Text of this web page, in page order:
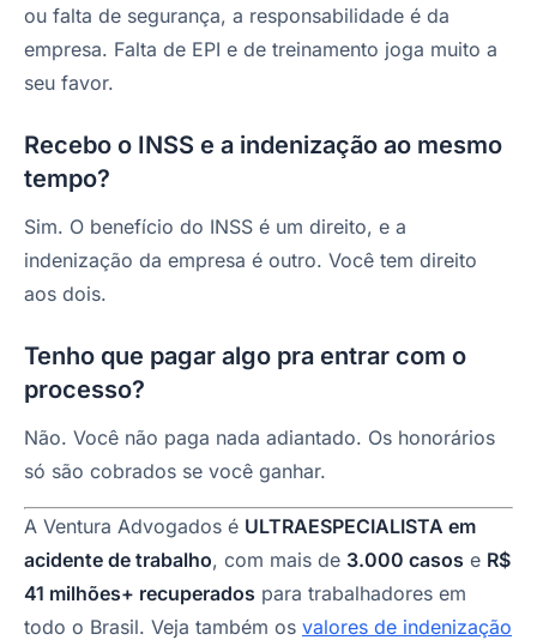
ou falta de segurança, a responsabilidade é da
empresa. Falta de EPI e de treinamento joga muito a
seu favor.
Recebo o INSS e a indenização ao mesmo
tempo?
Sim. O benefício do INSS é um direito, e a
indenização da empresa é outro. Você tem direito
aos dois.
Tenho que pagar algo pra entrar com o
processo?
Não. Você não paga nada adiantado. Os honorários
só são cobrados se você ganhar.
A Ventura Advogados é ULTRAESPECIALISTA em
acidente de trabalho, com mais de 3.000 casos e R$
41 milhões+ recuperados para trabalhadores em
todo o Brasil. Veja também os valores de indenização